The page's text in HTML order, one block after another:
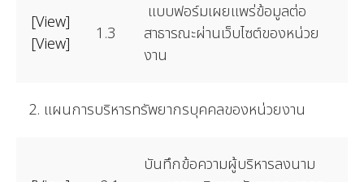
[View]
[View]
1.3
แบบฟอร์มเผยแพร่ข้อมูลต่อ
สาธารณะผ่านเว็บไซต์ของหน่วย
งาน
2. แผนการบริหารทรัพยากรบุคคลของหน่วยงาน
บันทึกข้อความผู้บริหารลงนาม